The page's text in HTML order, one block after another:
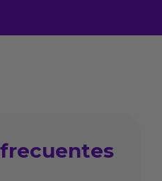
frecuentes